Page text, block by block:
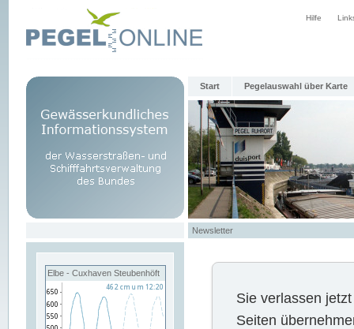
Hilfe
Start Pegelauswahl über Karte
Newsletter
Elbe - Cuxhaven Steubenhöft
Sie verlassen
Seiten